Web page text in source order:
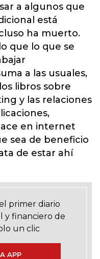
a algunos que
está
ha muerto.
que lo que se
a las usuales,
libros sobre
y las relaciones
en internet
sea de beneficio
de estar ahí
primer diario
y financiero de
un clic
APP